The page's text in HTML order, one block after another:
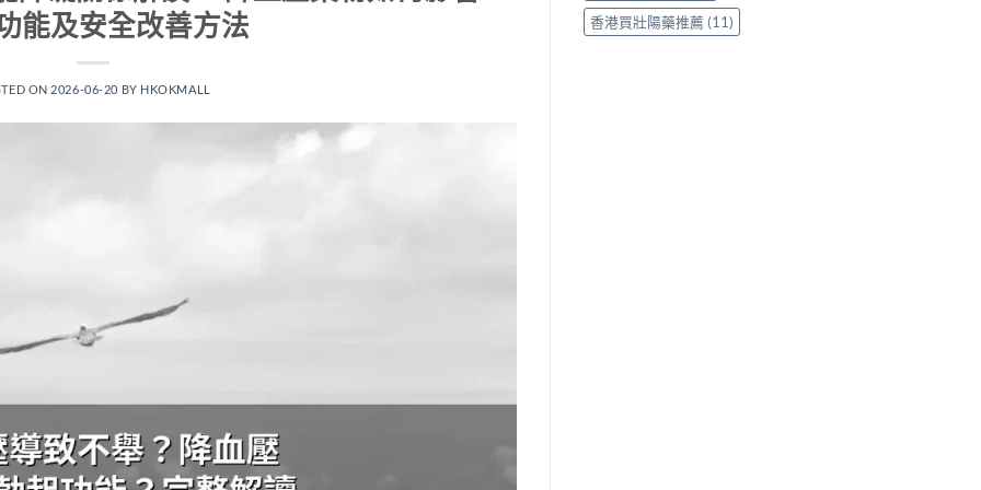
能及安全改善方法
ON 2026-06-20 BY HKOKMALL
香港買壯陽藥推薦 (11)